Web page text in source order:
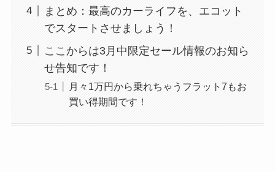
まとめ：最高のカーライフを、エコット
でスタートさせましょう！
ここからは3月中限定セール情報のお知ら
せ告知です！
月々1万円から乗れちゃうフラット7もお
買い得期間です！